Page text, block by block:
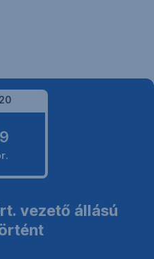
vezető állású